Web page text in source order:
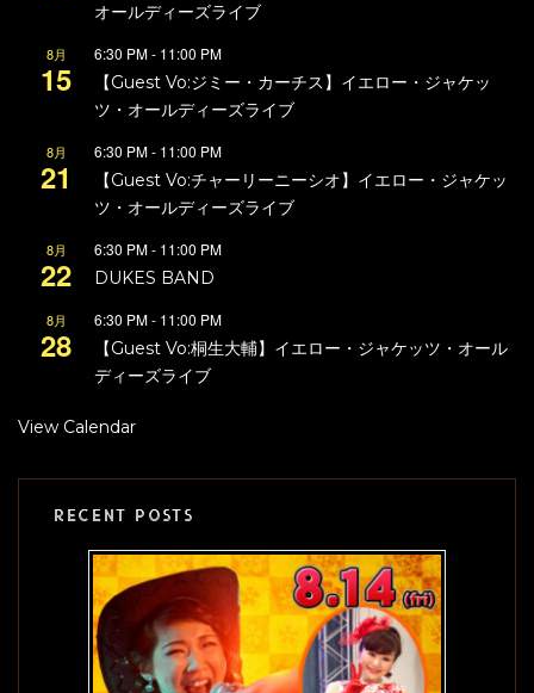
オールディーズライブ
8月
15
6:30 PM- 11:00 PM
【Guest Vo:ジミー・カーチス】イエロー・ジャケッ
ツ・オールディーズライブ
8月
21
6:30 PM- 11:00 PM
【Guest Vo:チャーリーニーシオ】イエロー・ジャケッ
ツ・オールディーズライブ
8月
22
6:30 PM- 11:00 PM
DUKES BAND
8月
28
6:30 PM- 11:00 PM
【Guest Vo:桐生大輔】イエロー・ジャケッツ・オール
ディーズライブ
View Calendar
RECENT POSTS